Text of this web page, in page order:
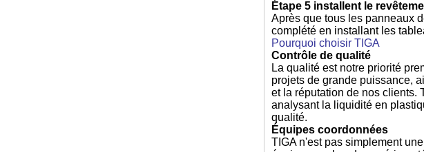
Étape 5 installent le
Après que tous les panneaux
complété en installant les
Pourquoi choisir TIGA
Contrôle de qualité
La qualité est notre priorité
projets de grande puissance,
et la réputation de nos clients.
analysant la liquidité en
qualité.
Équipes coordonnées
TIGA n'est pas simplement